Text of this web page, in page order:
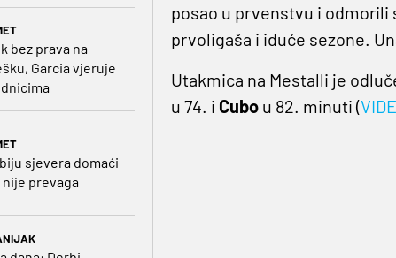
bez prava na
Garcia vjeruje
sjevera domaći
prevaga
posao u prvenstvu i odmorili
prvoligaša i iduće sezone.
Utakmica na Mestalli je
u 74. i Cubou 82. minuti (